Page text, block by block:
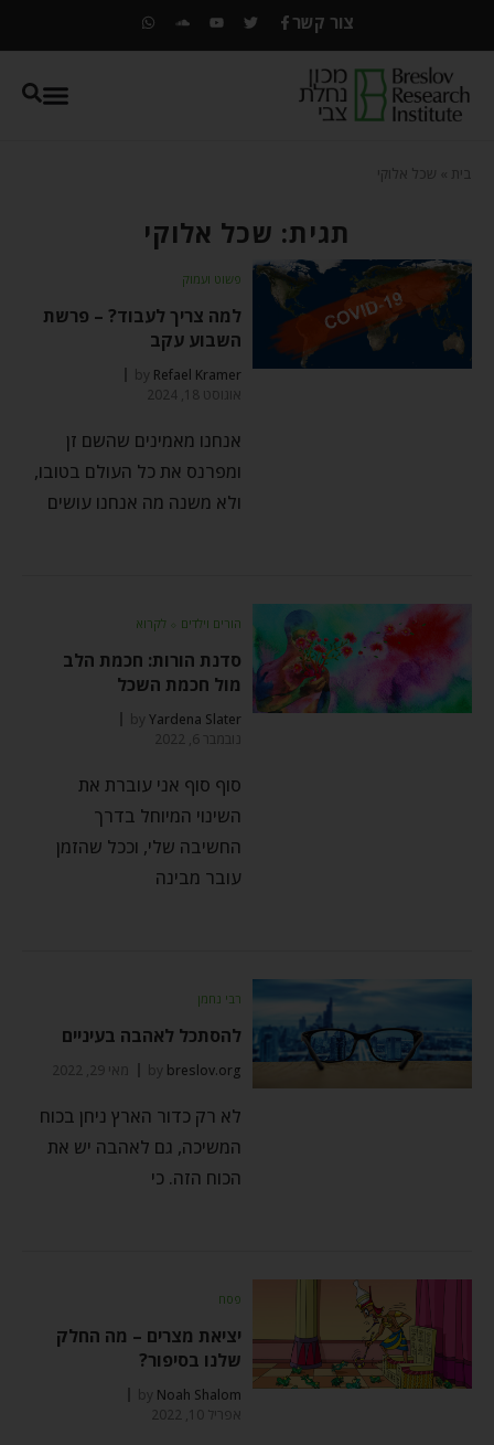
צור קשר
בית שכל אלוקי
תגית: שכל אלוקי
פשוט ועמוק
למה צריך לעבוד? – פרשת
השבוע עקב
by Refael Kramer
אוגוסט 18, 2024
אנחנו מאמינים שהשם זן
ומפרנס את כל העולם בטובו,
ולא משנה מה אנחנו עושים
הורים וילדים ⬦ לקרוא
סדנת הורות: חכמת הלב
מול חכמת השכל
byYardena Slater
נובמבר 6, 2022
סוף סוף אני עוברת את
השינוי המיוחל בדרך
החשיבה שלי, וככל שהזמן
עובר מבינה
רבי נחמן
להסתכל לאהבה בעיניים
by breslov.org מאי 29, 2022
לא רק כדור הארץ ניחן בכוח
המשיכה, גם לאהבה יש את
הכוח הזה. כי
פסח
יציאת מצרים – מה החלק
שלנו בסיפור?
by Noah Shalom
אפריל 10, 2022